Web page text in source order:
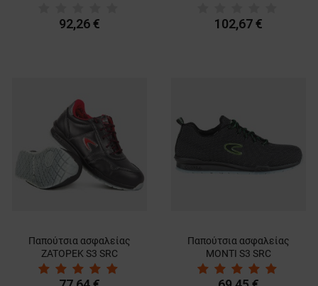
92,26 € 102,67 €
Παπούτσια ασφαλείας
ZATOPEK S3 SRC
Παπούτσια ασφαλείας
MONTI S3 SRC